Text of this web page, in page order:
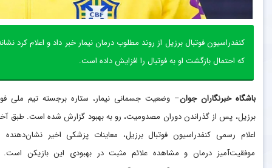
کنفدراسیون فوتبال برزیل از روند مطلوب درمان نیمار خبر داد و اعلام کرد
که احتمال بازگشت او به فوتبال را افزایش داده است.
باشگاه خبرنگاران جوان– وضعیت جسمانی نیمار، ستاره برجسته تیم ملی
برزیل، پس از گذراندن دوران مصدومیت، رو به بهبود گزارش شده است. طبق
اعلام رسمی کنفدراسیون فوتبال برزیل، معاینات پزشکی اخیر نشان‌دهنده
موفقیت‌آمیز درمان و مشاهده علائم مثبت در بهبودی این بازیکن است.